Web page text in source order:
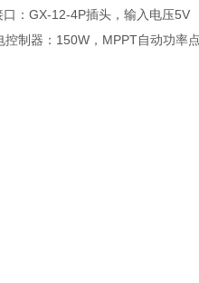
：GX-12-4P插头，输入电压5V
制器：150W，MPPT自动功率